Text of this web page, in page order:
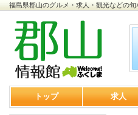
福島県郡山のグルメ・求人・観光などの
トップ 求人